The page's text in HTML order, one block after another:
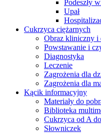
Podeszły
Upał
Cukrzyca ciężarnych
Obraz kliniczny i
Powstawanie i
Diagnostyka
Leczenie
Zagrożenia dla
Zagrożenia dla
Kącik informacyjny
Materiały do
Biblioteka
Cukrzyca od A
Słowniczek